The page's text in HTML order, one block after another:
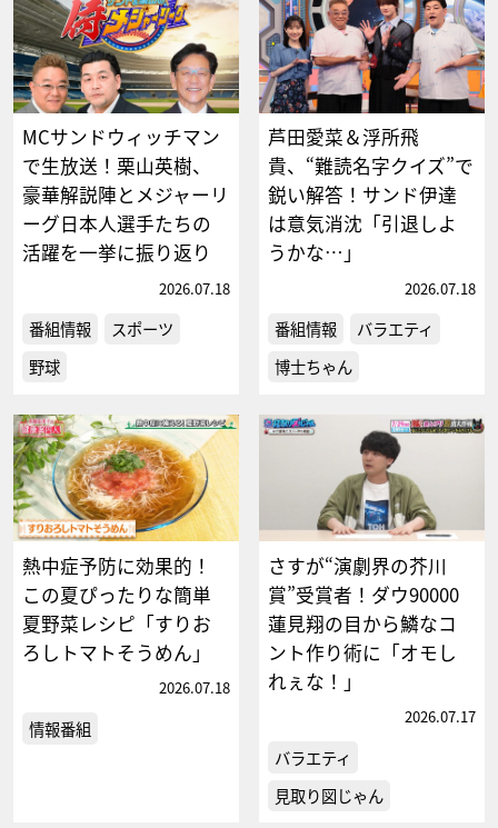
MCサンドウィッチマン
で生放送！栗山英樹、
豪華解説陣とメジャーリ
ーグ日本人選手たちの
活躍を一挙に振り返り
2026.07.18
番組情報
スポーツ
野球
芦田愛菜＆浮所飛
貴、“難読名字クイズ”で
鋭い解答！サンド伊達
は意気消沈「引退しよ
うかな…」
2026.07.18
番組情報
バラエティ
博士ちゃん
熱中症予防に効果的！
この夏ぴったりな簡単
夏野菜レシピ「すりお
ろしトマトそうめん」
2026.07.18
情報番組
さすが“演劇界の芥川
賞”受賞者！ダウ90000
蓮見翔の目から鱗なコ
ント作り術に「オモし
れぇな！」
2026.07.17
バラエティ
見取り図じゃん